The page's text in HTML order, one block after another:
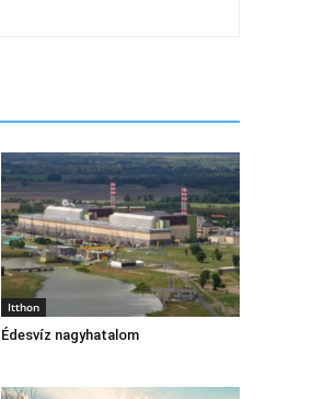
Itthon
Édesvíz nagyhatalom